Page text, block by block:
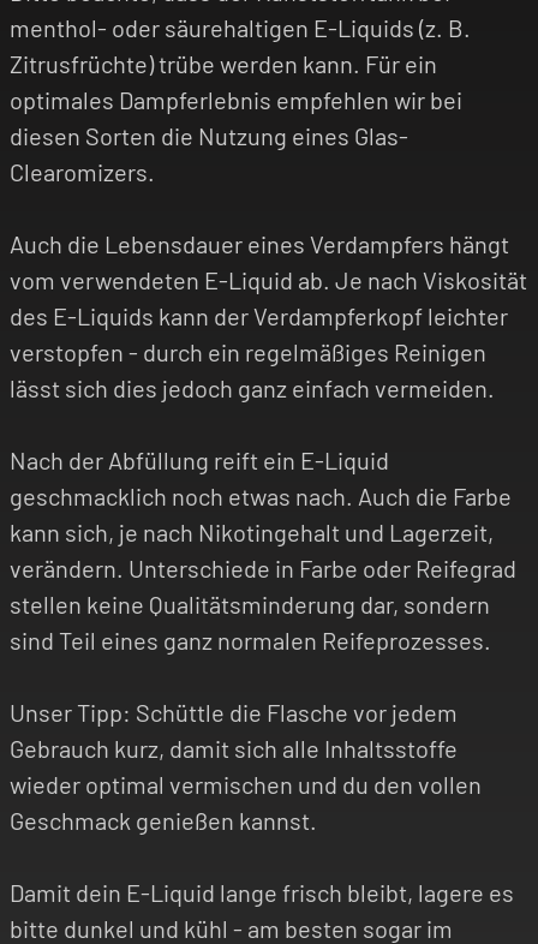
menthol- oder säurehaltigen E-Liquids (z. B.
Zitrusfrüchte) trübe werden kann. Für ein
optimales Dampferlebnis empfehlen wir bei
diesen Sorten die Nutzung eines Glas-
Clearomizers.
Auch die Lebensdauer eines Verdampfers hängt
vom verwendeten E-Liquid ab. Je nach Viskosität
des E-Liquids kann der Verdampferkopf leichter
verstopfen - durch ein regelmäßiges Reinigen
lässt sich dies jedoch ganz einfach vermeiden.
Nach der Abfüllung reift ein E-Liquid
geschmacklich noch etwas nach. Auch die Farbe
kann sich, je nach Nikotingehalt und Lagerzeit,
verändern. Unterschiede in Farbe oder Reifegrad
stellen keine Qualitätsminderung dar, sondern
sind Teil eines ganz normalen Reifeprozesses.
Unser Tipp: Schüttle die Flasche vor jedem
Gebrauch kurz, damit sich alle Inhaltsstoffe
wieder optimal vermischen und du den vollen
Geschmack genießen kannst.
Damit dein E-Liquid lange frisch bleibt, lagere es
bitte dunkel und kühl - am besten sogar im